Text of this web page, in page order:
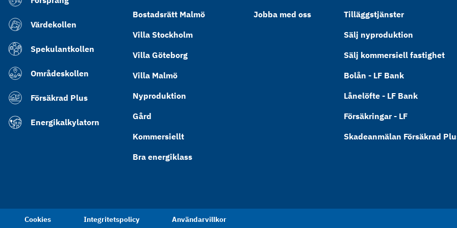
Värdekollen
Spekulantkollen
Områdeskollen
Försäkrad Plus
Energikalkylatorn
Bostadsrätt Malmö
Villa Stockholm
Villa Göteborg
Villa Malmö
Nyproduktion
Gård
Kommersiellt
Bra energiklass
Jobba med oss
Tilläggstjänster
Sälj nyproduktion
Sälj kommersiell fastighet
Bolån - LF Bank
Lånelöfte - LF Bank
Försäkringar - LF
Skadeanmälan Försäkrad
Cookies Integritetspolicy Användarvillkor